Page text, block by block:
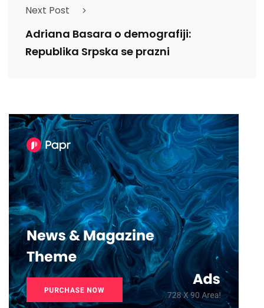
Next Post
Adriana Basara o demografiji:
Republika Srpska se prazni